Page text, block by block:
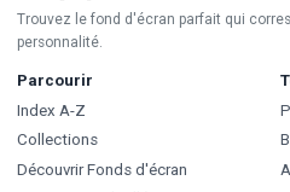
Trouvez le fond d'écran parfait qui
personnalité.
Parcourir
Index A-Z
Collections
Découvrir Fonds d'écran